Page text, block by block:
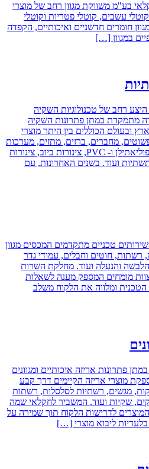
בע"מ משווקת מגוון רחב של מוצרי
עשבים, קוטלי פטריות וקוטלי
חומרים חדשניים ואיכותיים, הקפדה
במגוון […]
רחב של טכנולוגיות השקיה
מתמקדת במתן פתרונות השקיה
ובעולם הכוללים בין היתר מוצרי
מחברים, ברזים, מתזים, מערכות
השקיה, מגופים, מסננים, צנרות פוליאתילן ו- PVC, צינורות ביוב, צינורות
ועוד. בשנים האחרונות, עם
טכניים מתקדמים המכסים מגוון
רשתות, חוטים וחבלים, עמודי גדר
הלבשה והנעלה ועוד. מחלקת השרות
מומחים המספק מענה לשאלות
הטכנית ומלווה את הלקוח משלב
פתרונות אריזה איכותיים ומגוונים
מוצרי אריזה הקיימים דרך קבע
מגשים, רשתיות לסלסלות, רשתות
שקיות ועוד. המשביר לחקלאי שמה
לדרישות הלקוח תוך שמירה על
ליבוא מוצרי […]